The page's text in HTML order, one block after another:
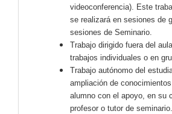
videoconferencia). Este
se realizará en sesiones de
sesiones de Seminario.
Trabajo dirigido fuera del
trabajos individuales o en
Trabajo autónomo del
ampliación de
alumno con el apoyo, en su
profesor o tutor de seminario.